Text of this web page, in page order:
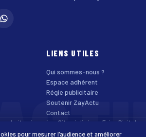
LIENS UTILES
Qui sommes-nous ?
Espace adhérent
Régie publicitaire
Soutenir ZayActu
Contact
droits réservés. · Site réalisé par Enjoy Digital
pour mesurer l’audience et améliorer